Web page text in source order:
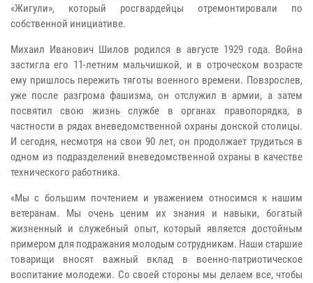
«Жигули», который росгвардейцы отремонтировали по
собственной инициативе.
Михаил Иванович Шилов родился в августе 1929 года. Война
застигла его 11-летним мальчишкой, и в отроческом возрасте
ему пришлось пережить тяготы военного времени. Повзрослев,
уже после разгрома фашизма, он отслужил в армии, а затем
посвятил свою жизнь службе в органах правопорядка, в
частности в рядах вневедомственной охраны донской столицы.
И сегодня, несмотря на свои 90 лет, он продолжает трудиться в
одном из подразделений вневедомственной охраны в качестве
технического работника.
«Мы с большим почтением и уважением относимся к нашим
ветеранам. Мы очень ценим их знания и навыки, богатый
жизненный и служебный опыт, который является достойным
примером для подражания молодым сотрудникам. Наши старшие
товарищи вносят важный вклад в военно-патриотическое
воспитание молодежи. Со своей стороны мы делаем все, чтобы